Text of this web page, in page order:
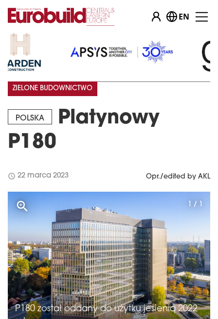
EN
POLSKA
Platynowy
P180
ZIELONE BUDOWNICTWO
schedule 22 marca 2023 Opr./edited by AKL
P180 został oddany do użytku jesienią 2022
1 / 1